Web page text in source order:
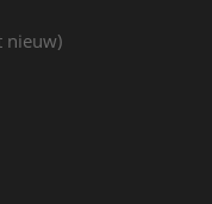
nieuw)